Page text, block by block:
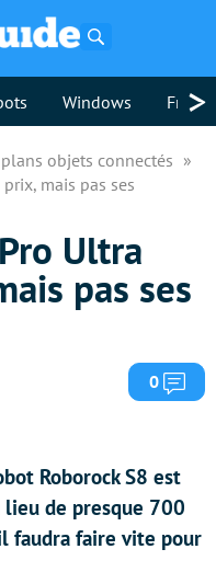
Windows >
objets connectés
mais pas ses
Ultra
pas ses
0
Roborock S8 est
de presque 700
faudra faire vite pour